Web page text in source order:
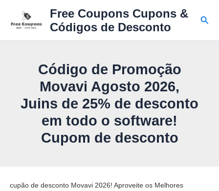
Free Coupons Cupons &
Códigos de Desconto
Código de Promoção
Movavi Agosto 2026,
Juins de 25% de desconto
em todo o software!
Cupom de desconto
cupão de desconto Movavi 2026! Aproveite os Melhores